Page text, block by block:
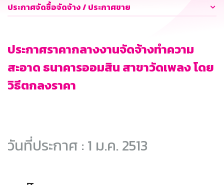
ประกาศจัดซื้อจัดจ้าง / ประกาศขาย
ประกาศราคากลางงานจัดจ้างทำความ
สะอาด ธนาคารออมสิน สาขาวัดเพลง โดย
วิธีตกลงราคา
วันที่ประกาศ : 1 ม.ค. 2513